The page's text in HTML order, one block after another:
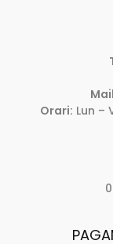
Orari: Lun –